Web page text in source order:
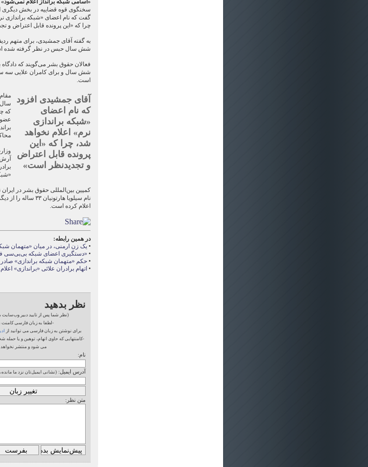
«اسامی شبکه برانداز اعلام نمی‌شود»
سخنگوی قوه قضاییه در بخش
گفت که نام اعضای «شبکه براندازی
چرا که «این پرونده قابل اعتراض و
به گفته آقای جمشیدی، برای متهم
شش سال حبس در نظر گرفته شده
فعالان حقوق بشر می‌گویند که
شش سال و برای کامران علایی سه
است.
آقای جمشیدی افزود
که نام اعضای
«شبکه براندازی
نرم» اعلام نخواهد
شد، چرا که «این
پرونده قابل اعتراض
و تجدیدنظر است»
که
کمپین بین‌المللی حقوق بشر در ایران
نام سیلویا هارتونیان
اعلام کرده است.
در همین رابطه:
•یک زن ارمنی، در میان «متهمان
•«دستگیری اعضای شبکه بی‌بی‌سی
•حکم «متهمان شبکه براندازی»
• اتهام برادران علائی «براندازی»
نظر بدهید
(نظر شما پس از تایید دبیر
-لطفا به زبان فارسی کامنت
برای نوشتن به زبان فارسی می توانید از
-کامنتهایی که حاوی اتهام، توهین و یا
می شود و منتشر
نام:
آدرس ایمیل: (نشانی ایمیل‌تان نزد ما
متن نظر: